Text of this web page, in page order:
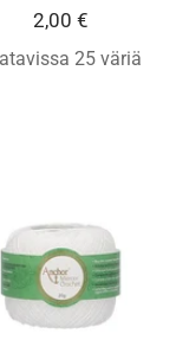
Alennushinta
2,00 €
25 väriä